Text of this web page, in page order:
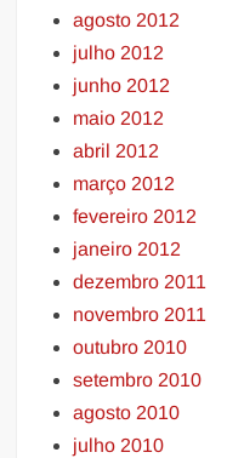
agosto 2012
julho 2012
junho 2012
maio 2012
abril 2012
março 2012
fevereiro 2012
janeiro 2012
dezembro 2011
novembro 2011
outubro 2010
setembro 2010
agosto 2010
julho 2010